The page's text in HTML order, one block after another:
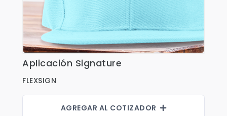
Ver Detalles
Aplicación Signature
FLEXSIGN
AGREGAR AL COTIZADOR